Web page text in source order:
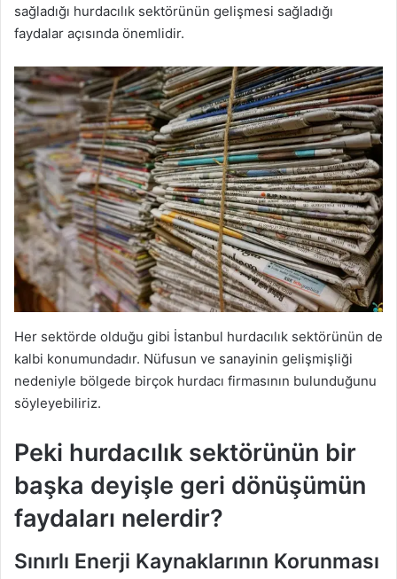
sağladığı hurdacılık sektörünün gelişmesi sağladığı
faydalar açısında önemlidir.
Her sektörde olduğu gibi İstanbul hurdacılık sektörünün de
kalbi konumundadır. Nüfusun ve sanayinin gelişmişliği
nedeniyle bölgede birçok hurdacı firmasının bulunduğunu
söyleyebiliriz.
Peki hurdacılık sektörünün bir
başka deyişle geri dönüşümün
faydaları nelerdir?
Sınırlı Enerji Kaynaklarının Korunması